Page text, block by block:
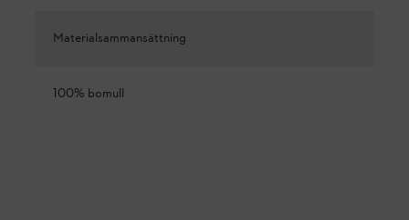
Materialsammansättning
100% bomull